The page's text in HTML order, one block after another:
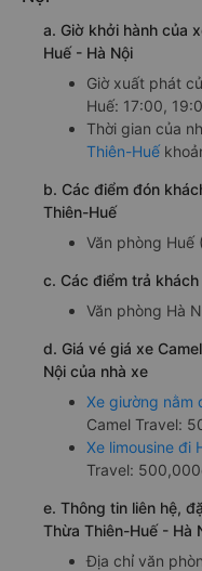
a. Giờ khởi hành của
Huế - Hà Nội
Giờ xuất phát
Huế: 17:00,
Thời gian của
Thiên-Huế
b. Các điểm đón
Thiên-Huế
Văn phòng Huế
c. Các điểm trả
Văn phòng Hà
d. Giá vé giá xe
Nội của nhà xe
Xe giường nằm
Camel Travel:
Xe limousine đi
Travel:
e. Thông tin liên hệ,
Thừa Thiên-Huế - Hà
Địa chỉ văn